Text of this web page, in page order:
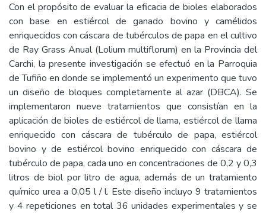
Con el propósito de evaluar la eficacia de bioles elaborados
con base en estiércol de ganado bovino y camélidos
enriquecidos con cáscara de tubérculos de papa en el cultivo
de Ray Grass Anual (Lolium multiflorum) en la Provincia del
Carchi, la presente investigación se efectuó en la Parroquia
de Tufiño en donde se implementó un experimento que tuvo
un diseño de bloques completamente al azar (DBCA). Se
implementaron nueve tratamientos que consistían en la
aplicación de bioles de estiércol de llama, estiércol de llama
enriquecido con cáscara de tubérculo de papa, estiércol
bovino y de estiércol bovino enriquecido con cáscara de
tubérculo de papa, cada uno en concentraciones de 0,2 y 0,3
litros de biol por litro de agua, además de un tratamiento
químico urea a 0,05 l / l. Este diseño incluyo 9 tratamientos
y 4 repeticiones en total 36 unidades experimentales y se